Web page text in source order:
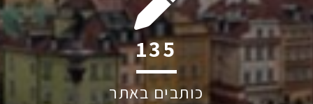
188
כותבים באתר